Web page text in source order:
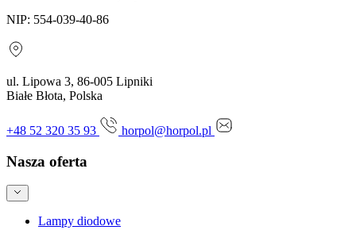
NIP: 554-039-40-86
ul. Lipowa 3, 86-005 Lipniki
Białe Błota, Polska
+48 52 320 35 93 horpol@horpol.pl
Nasza oferta
Lampy diodowe